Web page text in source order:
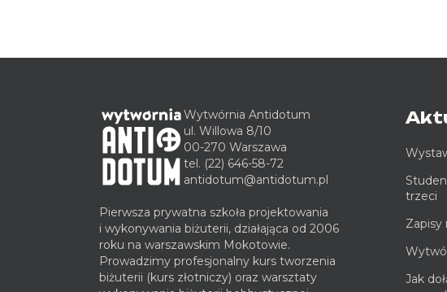
Wytwórnia Antidotum
ul. Willowa 8/10
00-270 Warszawa
tel. (22) 646-58-72
antidotum@antidotum.pl
Pierwsza prywatna szkoła projektowania
i wykonywania biżuterii, działająca od 2006
roku na warszawskim Mokotowie.
Prowadzimy profesjonalny kurs tworzenia
biżuterii (kurs złotniczy) oraz warsztaty
trzeci
Zapisy
Jak